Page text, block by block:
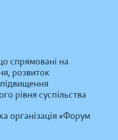
спрямовані на
розвиток
рівня суспільства
організація «Форум